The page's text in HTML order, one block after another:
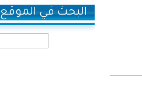
البحث في الموقع